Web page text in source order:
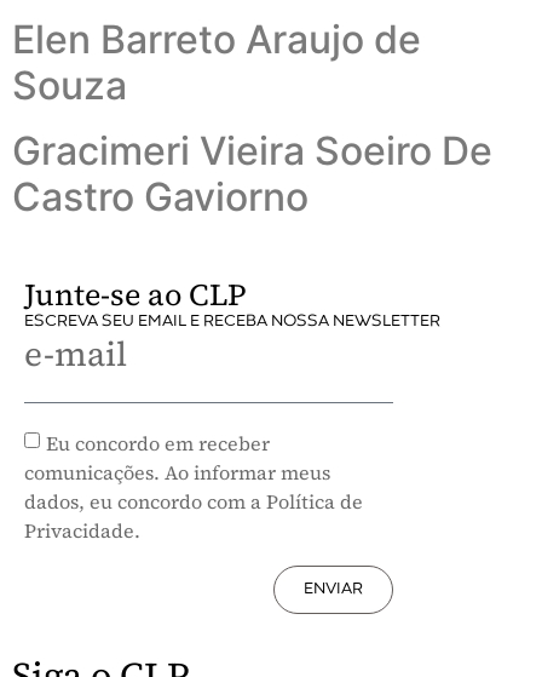
Elen Barreto Araujo de
Souza
Gracimeri Vieira Soeiro De
Castro Gaviorno
Junte-se ao CLP
ESCREVA SEU EMAIL E RECEBA NOSSA NEWSLETTER
e-mail
Eu concordo em receber
comunicações. Ao informar meus
dados, eu concordo com a Política de
Privacidade.
ENVIAR